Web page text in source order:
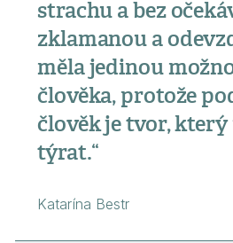
strachu a bez
zklamanou a
měla jedinou
člověka, protože
člověk je tvor, který
týrat.“
Katarína Bestr